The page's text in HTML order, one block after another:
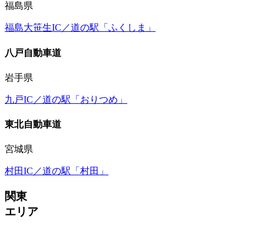
福島県
福島大笹生IC／道の駅「ふくしま」
八戸自動車道
岩手県
九戸IC／道の駅「おりつめ」
東北自動車道
宮城県
村田IC／道の駅「村田」
関東
エリア